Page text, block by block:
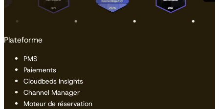
Plateforme
PMS
Paiements
Cloudbeds Insights
Channel Manager
Moteur de réservation